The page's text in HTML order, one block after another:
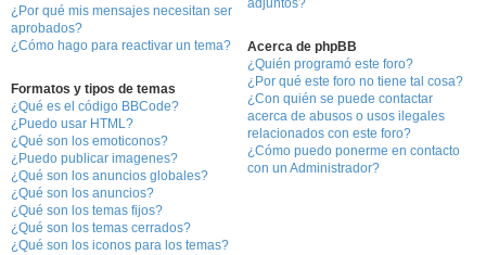
¿Por qué mis mensajes necesitan ser
aprobados?
¿Cómo hago para reactivar un tema?
Formatos y tipos de temas
¿Qué es el código BBCode?
¿Puedo usar HTML?
¿Qué son los emoticonos?
¿Puedo publicar imagenes?
¿Qué son los anuncios globales?
¿Qué son los anuncios?
¿Qué son los temas fijos?
¿Qué son los temas cerrados?
¿Qué son los iconos para los temas?
Acerca de phpBB
¿Quién programó este foro?
¿Por qué este foro no tiene tal cosa?
¿Con quién se puede contactar
acerca de abusos o usos ilegales
relacionados con este foro?
¿Cómo puedo ponerme en contacto
con un Administrador?